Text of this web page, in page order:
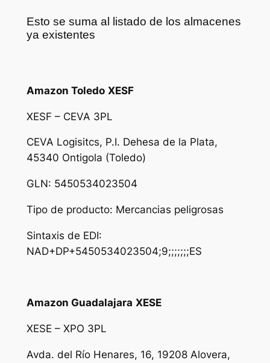
Esto se suma al listado de los almacenes
ya existentes
Amazon Toledo XESF
XESF – CEVA 3PL
CEVA Logisitcs, P.I. Dehesa de la Plata,
45340 Ontigola (Toledo)
GLN: 5450534023504
Tipo de producto: Mercancias peligrosas
Sintaxis de EDI:
NAD+DP+5450534023504;9;;;;;;;ES
Amazon Guadalajara XESE
XESE – XPO 3PL
Avda. del Río Henares, 16, 19208 Alovera,